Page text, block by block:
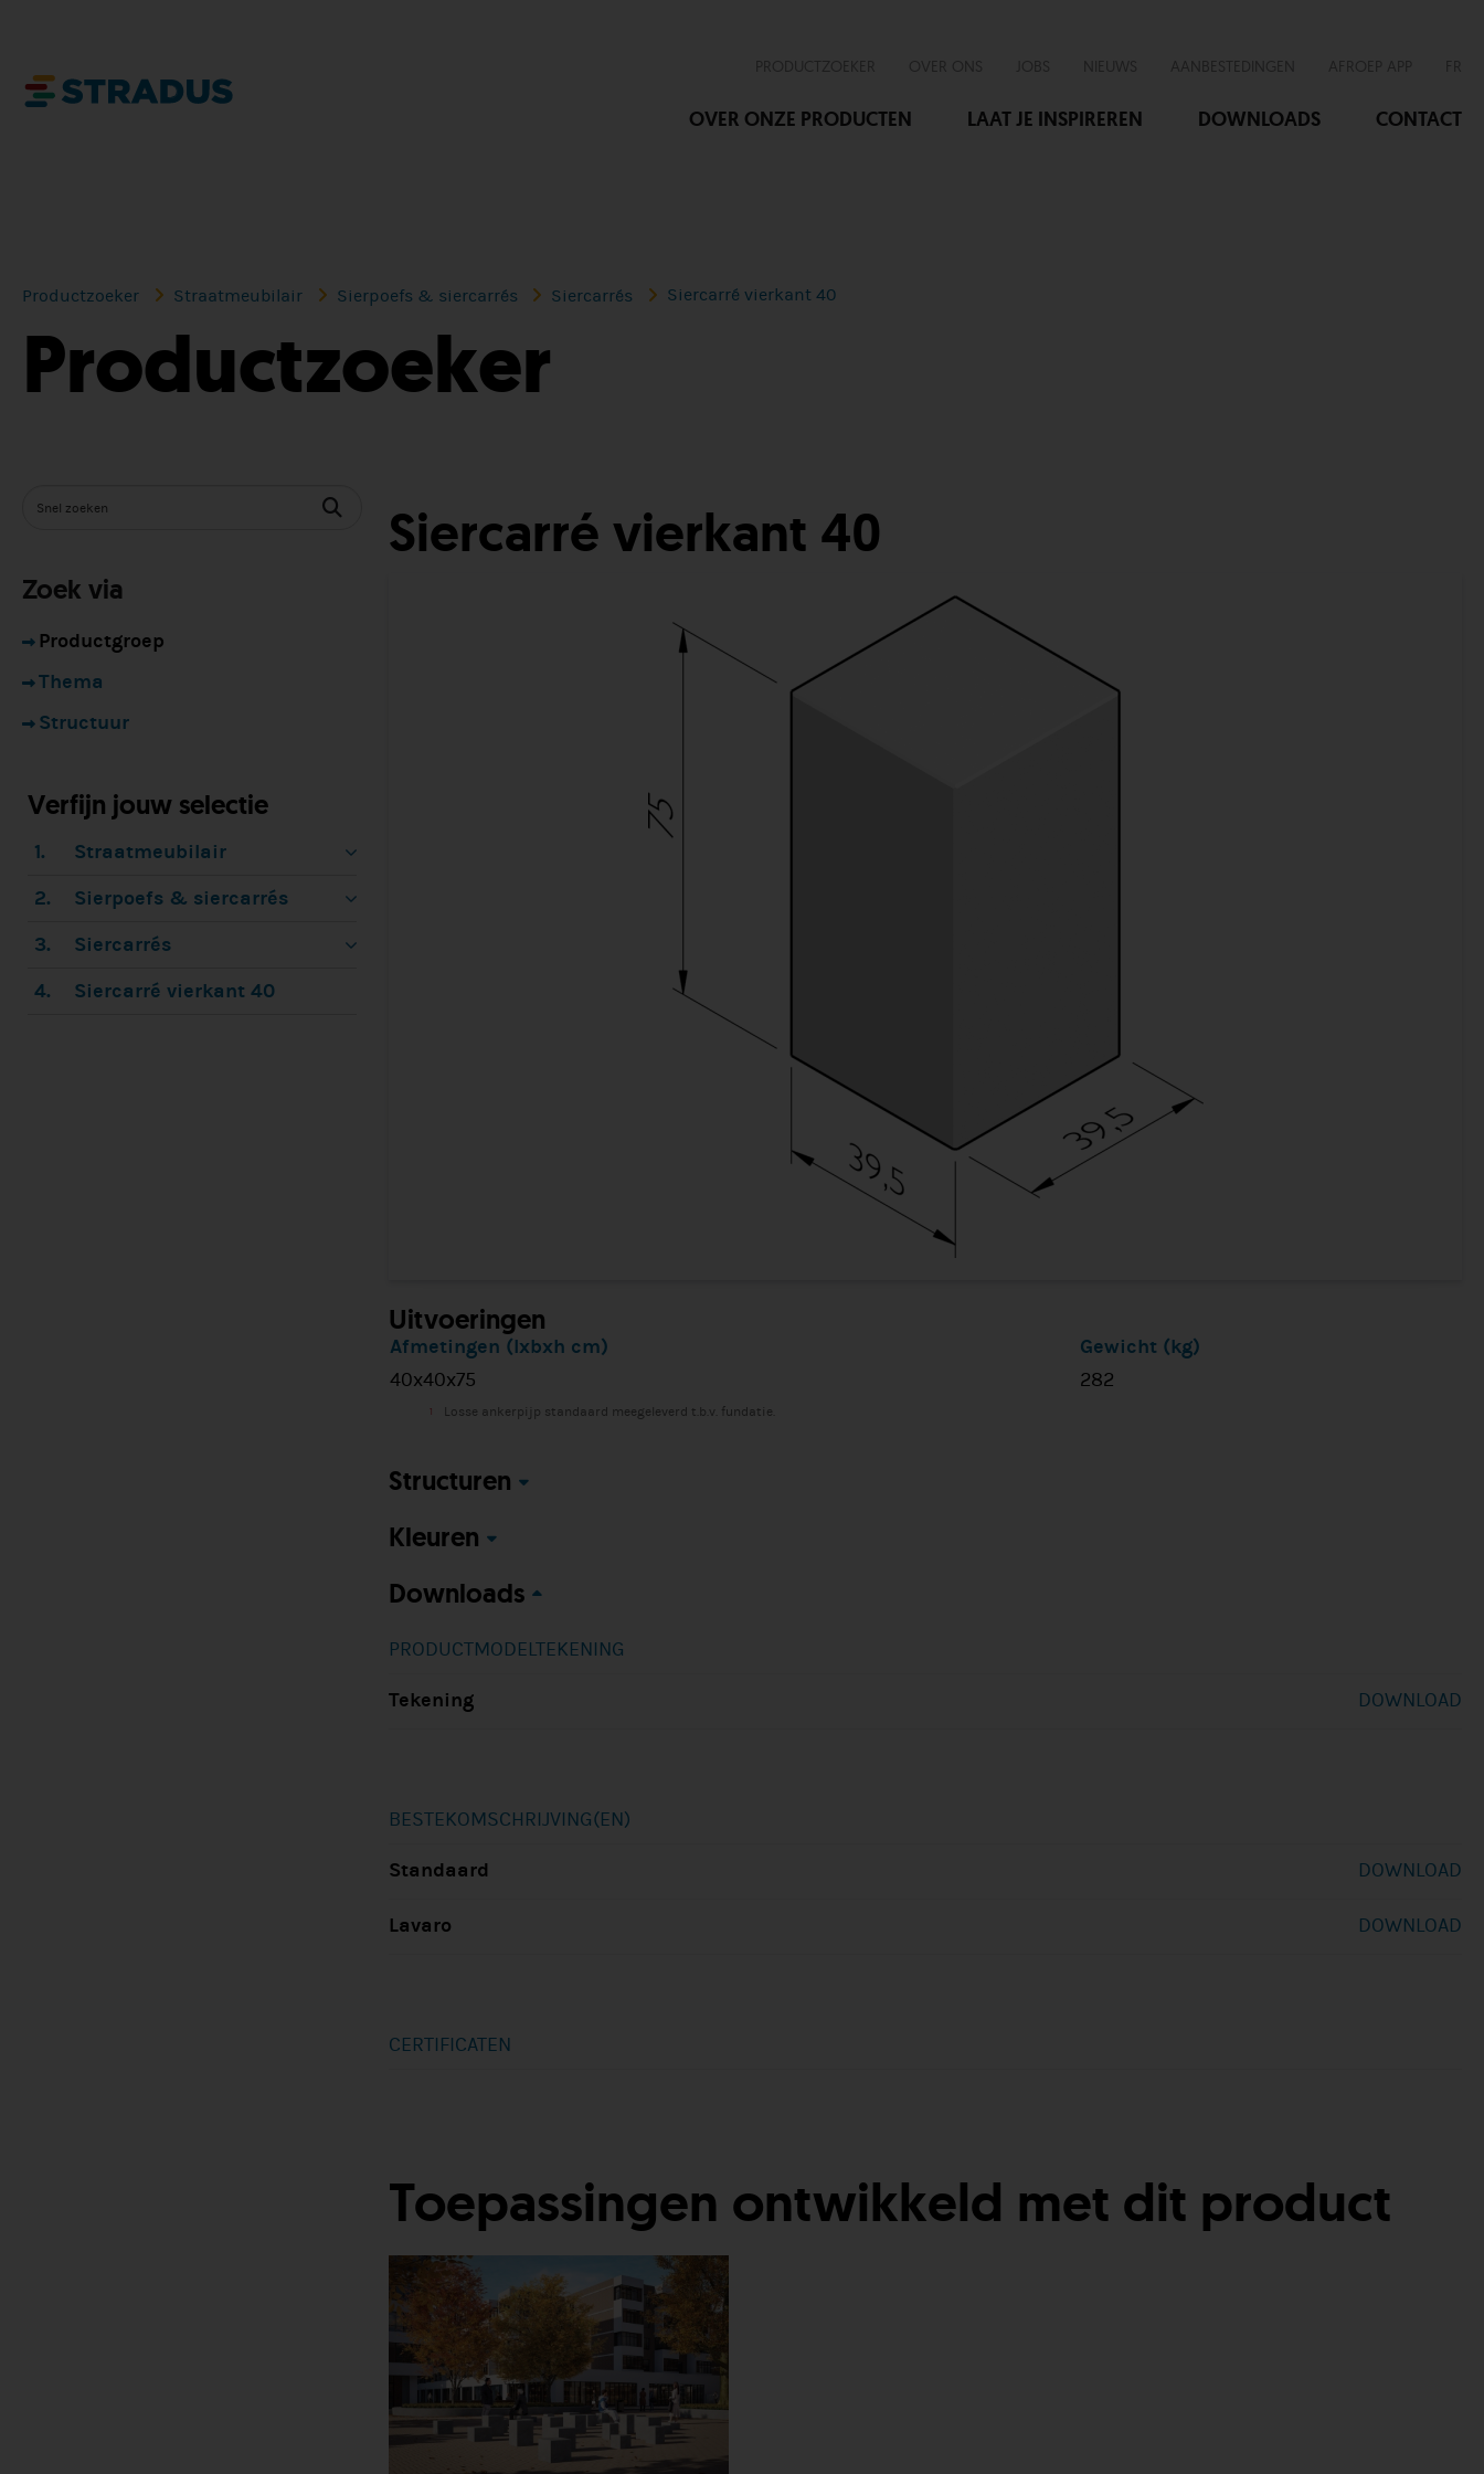
OVER ONZE PRODUCTEN LAAT JE INSPIREREN DOWNLOADS CONTACT
Productzoeker Straatmeubilair Sierpoefs & siercarrés Siercarrés Siercarré vierkant 40
Productzoeker
Zoek via
Productgroep
Thema
Structuur
Verfijn jouw selectie
1.
Straatmeubilair
2.
Sierpoefs & siercarrés
3.
Siercarrés
4.
Siercarré vierkant 40
Siercarré vierkant 40
Uitvoeringen
Afmetingen (lxbxh cm)
Gewicht (kg)
40x40x75
282
1 Losse ankerpijp standaard meegeleverd t.b.v. fundatie.
Structuren
Kleuren
Downloads
PRODUCTMODELTEKENING
Tekening DOWNLOAD
BESTEKOMSCHRIJVING(EN)
Standaard DOWNLOAD
Lavaro DOWNLOAD
CERTIFICATEN
Toepassingen ontwikkeld met dit product